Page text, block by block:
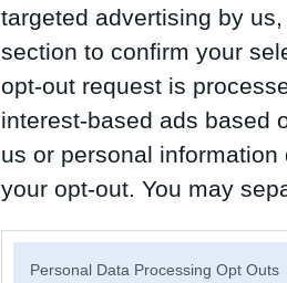
targeted advertising by
section to confirm your
opt-out request is
interest-based ads based
us or personal
your opt-out. You may
Personal Data Processing Opt Outs